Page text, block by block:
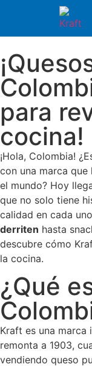
para
cocina!
¡Hola, Colombia!
con una marca
el mundo? Hoy
que no solo tiene
calidad en cada
derriten hasta
descubre cómo
la cocina.
¿Qué
Kraft es una marca
remonta a 1903,
vendiendo queso